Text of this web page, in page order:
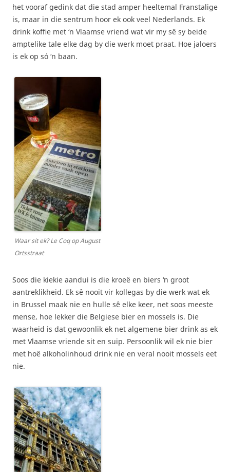
het vooraf gedink dat die stad amper heeltemal Franstalige
is, maar in die sentrum hoor ek ook veel Nederlands. Ek
drink koffie met ‘n Vlaamse vriend wat vir my sê sy beide
amptelike tale elke dag by die werk moet praat. Hoe jaloers
is ek op só ‘n baan.
Waar sit ek? Le Coq op August
Ortsstraat
Soos die kiekie aandui is die kroeë en biers ‘n groot
aantreklikheid. Ek sê nooit vir kollegas by die werk wat ek
in Brussel maak nie en hulle sê elke keer, net soos meeste
mense, hoe lekker die Belgiese bier en mossels is. Die
waarheid is dat gewoonlik ek net algemene bier drink as ek
met Vlaamse vriende sit en suip. Persoonlik wil ek nie bier
met hoë alkoholinhoud drink nie en veral nooit mossels eet
nie.